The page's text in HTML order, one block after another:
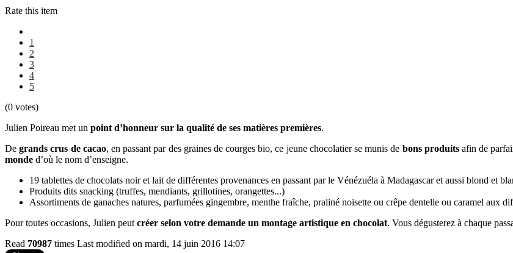
Rate this item
1
2
3
4
5
(0 votes)
Julien Poireau met un point d’honneur sur la qualité de ses matières premières.
Degrands crus de cacao, en passant par des graines de courges bio, ce jeune chocolatier se munis de bons produitsafin de
monde d’où le nom d’enseigne.
19 tablettes de chocolats noir et lait de différentes provenances en passant par le Vénézuéla à Madagascar et aussi blond et
Produits dits snacking (truffes, mendiants, grillotines, orangettes...)
Assortiments de ganaches natures, parfumées gingembre, menthe fraîche, praliné noisette ou crêpe dentelle ou caramel aux
Pour toutes occasions, Julien peut créer selon votre demande un montage artistique en chocolat. Vous dégusterez à chaque
Read 70987 times Last modified on mardi, 14 juin 2016 14:07